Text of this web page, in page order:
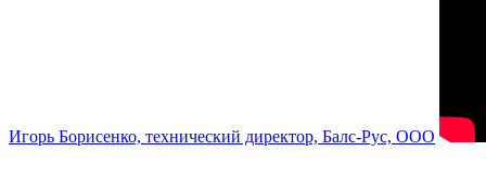
Игорь Борисенко, технический директор, Балс-Рус, ООО